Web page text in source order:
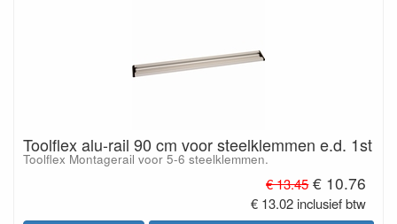
Toolflex alu-rail 90 cm voor steelklemmen e.d. 1st
Toolflex Montagerail voor 5-6 steelklemmen.
€ 13.45 € 10.76
€ 13.02 inclusief btw